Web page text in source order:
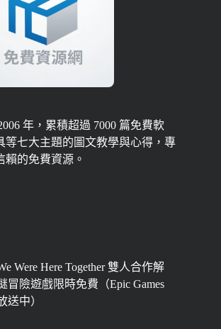
年，累積超過 7000 篇免費軟
等七大主題的圖文教學與心得，專
賴的免費資源。
Were Here Together 雙人合作解
冒險遊戲限時免費（Epic Games
送中）